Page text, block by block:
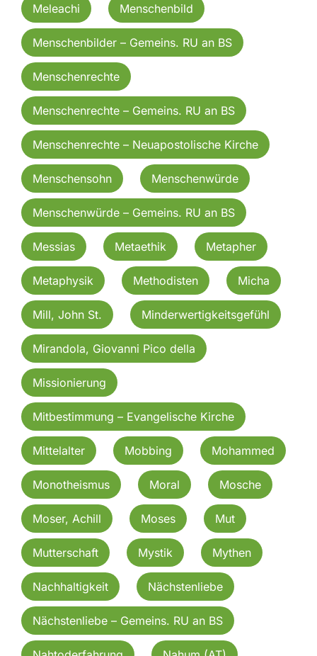
Meleachi Menschenbild
Menschenbilder – Gemeins. RU an BS
Menschenrechte
Menschenrechte – Gemeins. RU an BS
Menschenrechte – Neuapostolische Kirche
Menschensohn Menschenwürde
Menschenwürde – Gemeins. RU an BS
Messias Metaethik Metapher
Metaphysik Methodisten Micha
Mill, John St. Minderwertigkeitsgefühl
Mirandola, Giovanni Pico della
Missionierung
Mitbestimmung – Evangelische Kirche
Mittelalter Mobbing Mohammed
Monotheismus Moral Mosche
Moser, Achill Moses Mut
Mutterschaft Mystik Mythen
Nachhaltigkeit Nächstenliebe
Nächstenliebe – Gemeins. RU an BS